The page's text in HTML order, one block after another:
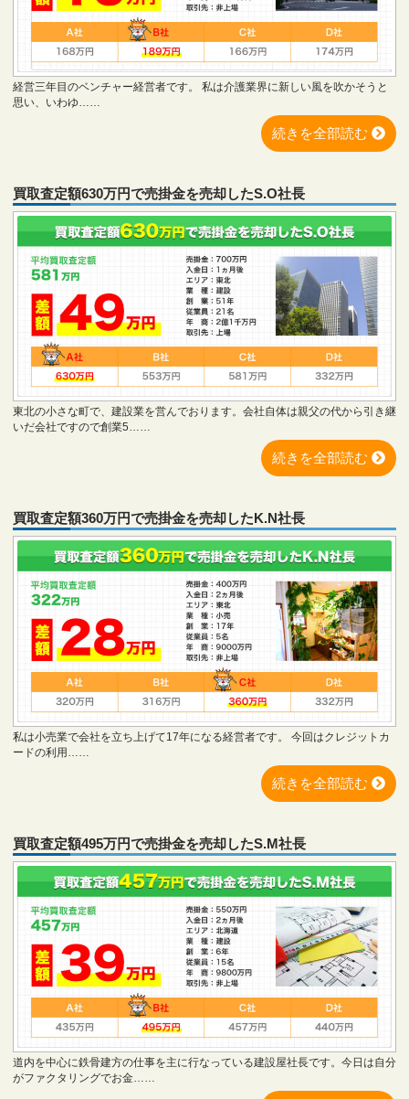
経営三年目のベンチャー経営者です。 私は介護業界に新しい風を吹かそうと
思い、いわゆ……
続きを全部読む
買取査定額630万円で売掛金を売却したS.O社長
東北の小さな町で、建設業を営んでおります。会社自体は親父の代から引き継
いだ会社ですので創業5……
続きを全部読む
買取査定額360万円で売掛金を売却したK.N社長
私は小売業で会社を立ち上げて17年になる経営者です。 今回はクレジットカ
ードの利用……
続きを全部読む
買取査定額495万円で売掛金を売却したS.M社長
道内を中心に鉄骨建方の仕事を主に行なっている建設屋社長です。今日は自分
がファクタリングでお金……